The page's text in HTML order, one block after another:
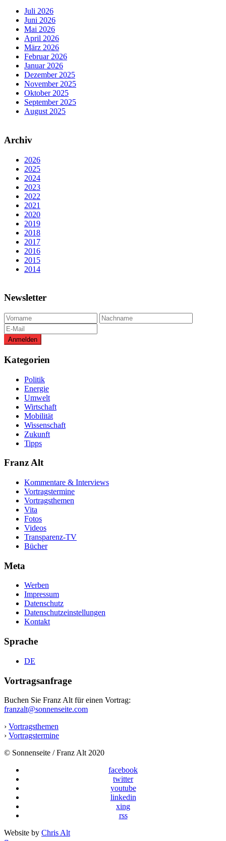
Juli 2026
Juni 2026
Mai 2026
April 2026
März 2026
Februar 2026
Januar 2026
Dezember 2025
November 2025
Oktober 2025
September 2025
August 2025
Archiv
2026
2025
2024
2023
2022
2021
2020
2019
2018
2017
2016
2015
2014
Newsletter
Kategorien
Politik
Energie
Umwelt
Wirtschaft
Mobilität
Wissenschaft
Zukunft
Tipps
Franz Alt
Kommentare & Interviews
Vortragstermine
Vortragsthemen
Vita
Fotos
Videos
Transparenz-TV
Bücher
Meta
Werben
Impressum
Datenschutz
Datenschutzeinstellungen
Kontakt
Sprache
DE
Vortragsanfrage
Buchen Sie Franz Alt für einen Vortrag:
franzalt@sonnenseite.com
› Vortragsthemen
› Vortragstermine
© Sonnenseite / Franz Alt 2020
facebook
twitter
youtube
linkedin
xing
rss
Website by Chris Alt